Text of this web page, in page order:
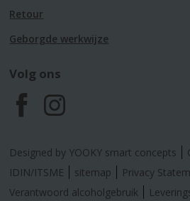
Retour
Geborgde werkwijze
Volg ons
F
a
c
I
n
s
Designed by YOOKY smart concepts
IDIN/ITSME
sitemap Privacy
Verantwoord alcoholgebruik